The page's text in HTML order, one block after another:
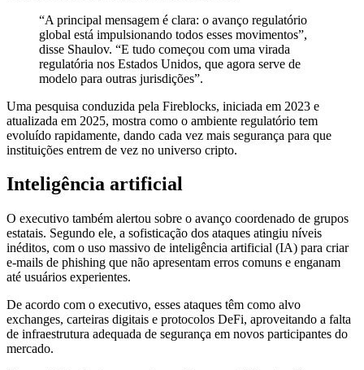
“A principal mensagem é clara: o avanço regulatório
global está impulsionando todos esses movimentos”,
disse Shaulov. “E tudo começou com uma virada
regulatória nos Estados Unidos, que agora serve de
modelo para outras jurisdições”.
Uma pesquisa conduzida pela Fireblocks, iniciada em 2023 e
atualizada em 2025, mostra como o ambiente regulatório tem
evoluído rapidamente, dando cada vez mais segurança para que
instituições entrem de vez no universo cripto.
Inteligência artificial
O executivo também alertou sobre o avanço coordenado de grupos
estatais. Segundo ele, a sofisticação dos ataques atingiu níveis
inéditos, com o uso massivo de inteligência artificial (IA) para criar
e-mails de phishing que não apresentam erros comuns e enganam
até usuários experientes.
De acordo com o executivo, esses ataques têm como alvo
exchanges, carteiras digitais e protocolos DeFi, aproveitando a falta
de infraestrutura adequada de segurança em novos participantes do
mercado.